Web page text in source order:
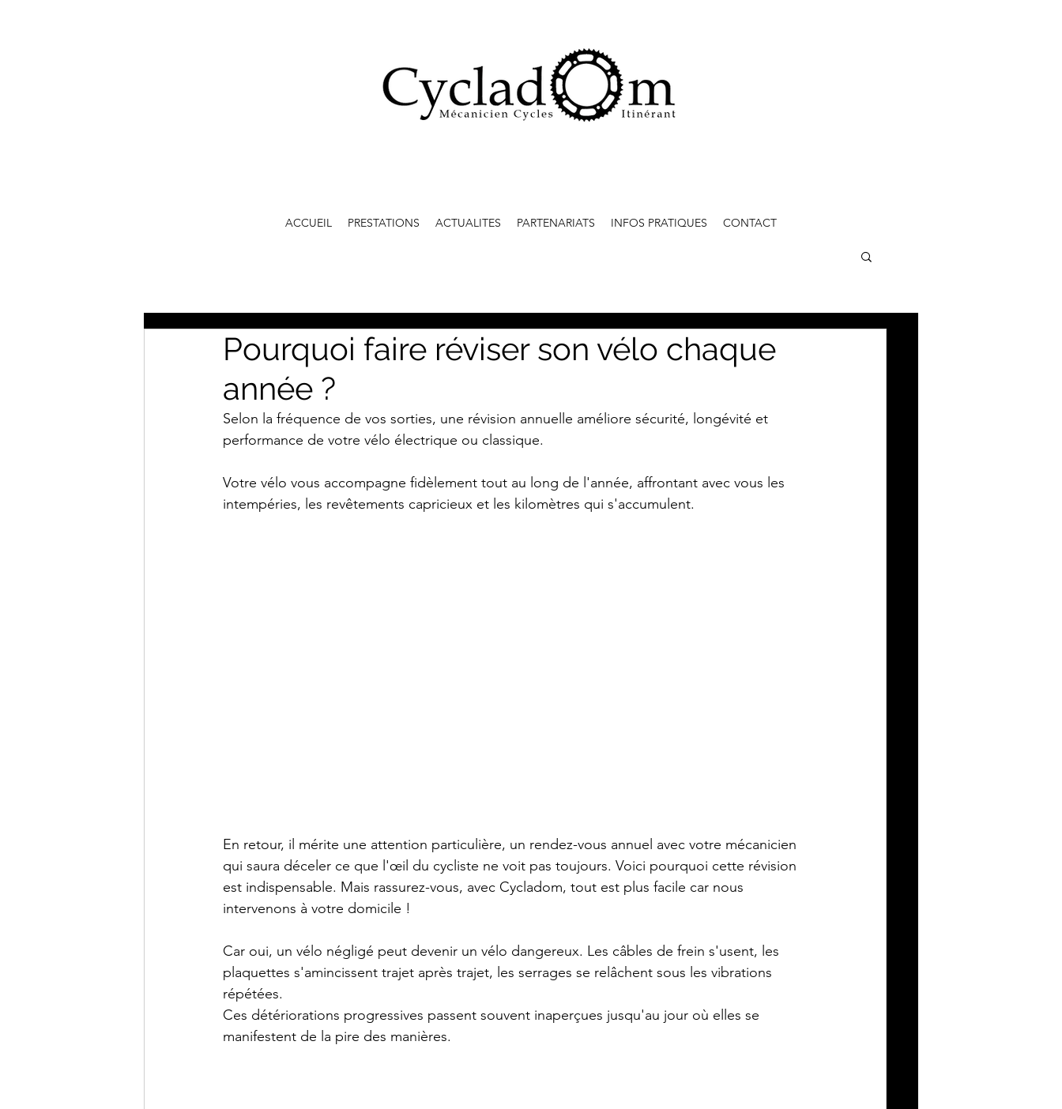
ACCUEIL PRESTATIONS ACTUALITES PARTENARIATS INFOS PRATIQUES CONTACT
Pourquoi faire réviser son vélo chaque
année ?
Selon la fréquence de vos sorties, une révision annuelle améliore sécurité, longévité et
performance de votre vélo électrique ou classique.
Votre vélo vous accompagne fidèlement tout au long de l'année, affrontant avec vous les
intempéries, les revêtements capricieux et les kilomètres qui s'accumulent.
En retour, il mérite une attention particulière, un rendez-vous annuel avec votre mécanicien
qui saura déceler ce que l'œil du cycliste ne voit pas toujours. Voici pourquoi cette révision
est indispensable. Mais rassurez-vous, avec Cycladom, tout est plus facile car nous
intervenons à votre domicile !
Car oui, un vélo négligé peut devenir un vélo dangereux. Les câbles de frein s'usent, les
plaquettes s'amincissent trajet après trajet, les serrages se relâchent sous les vibrations
répétées.
Ces détériorations progressives passent souvent inaperçues jusqu'au jour où elles se
manifestent de la pire des manières.